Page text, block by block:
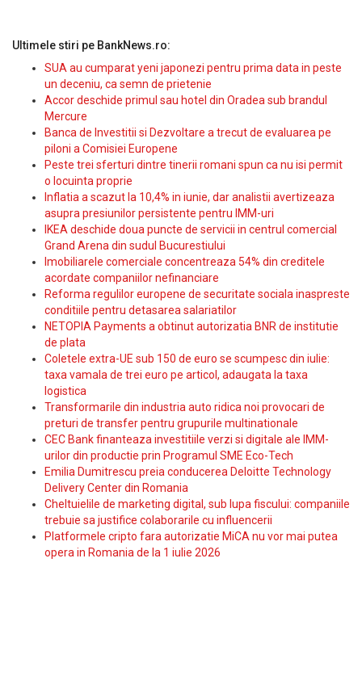
Ultimele stiri pe BankNews.ro:
SUA au cumparat yeni japonezi pentru prima data in peste
un deceniu, ca semn de prietenie
Accor deschide primul sau hotel din Oradea sub brandul
Mercure
Banca de Investitii si Dezvoltare a trecut de evaluarea pe
piloni a Comisiei Europene
Peste trei sferturi dintre tinerii romani spun ca nu isi permit
o locuinta proprie
Inflatia a scazut la 10,4% in iunie, dar analistii avertizeaza
asupra presiunilor persistente pentru IMM-uri
IKEA deschide doua puncte de servicii in centrul comercial
Grand Arena din sudul Bucurestiului
Imobiliarele comerciale concentreaza 54% din creditele
acordate companiilor nefinanciare
Reforma regulilor europene de securitate sociala inaspreste
conditiile pentru detasarea salariatilor
NETOPIA Payments a obtinut autorizatia BNR de institutie
de plata
Coletele extra-UE sub 150 de euro se scumpesc din iulie:
taxa vamala de trei euro pe articol, adaugata la taxa
logistica
Transformarile din industria auto ridica noi provocari de
preturi de transfer pentru grupurile multinationale
CEC Bank finanteaza investitiile verzi si digitale ale IMM-
urilor din productie prin Programul SME Eco-Tech
Emilia Dumitrescu preia conducerea Deloitte Technology
Delivery Center din Romania
Cheltuielile de marketing digital, sub lupa fiscului: companiile
trebuie sa justifice colaborarile cu influencerii
Platformele cripto fara autorizatie MiCA nu vor mai putea
opera in Romania de la 1 iulie 2026